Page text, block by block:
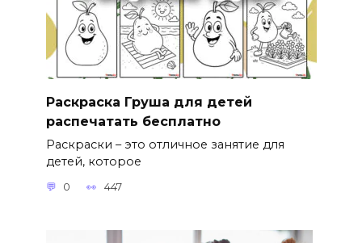
Раскраска Груша для детей
распечатать бесплатно
Раскраски – это отличное занятие для
детей, которое
0 447